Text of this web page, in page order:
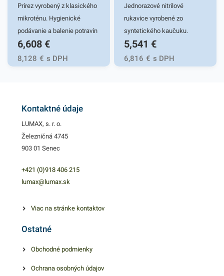
100 ks rukavíc v modrej
farbe.
Prírez vyrobený z klasického
mikroténu. Hygienické
podávanie a balenie potravín
a potravinárskych výrobkov.
Vhodný pre lahôdky a
mäsiarstva. Hrúbka 8µm
6,608 €
8,128 € s DPH
Jednorazové nitrilové
rukavice vyrobené zo
syntetického kaučuku.
Mikrotextúra zabezpečí
priľnavosť pri nosení. Vysoká
odolnosť voči pretrhnutiu a
5,541 €
6,816 € s DPH
Kontaktné údaje
LUMAX, s. r. o.
Železničná 4745
903 01 Senec
+421 (0)918 406 215
lumax@lumax.sk
Viac na stránke kontaktov
Ostatné
Obchodné podmienky
Ochrana osobných údajov